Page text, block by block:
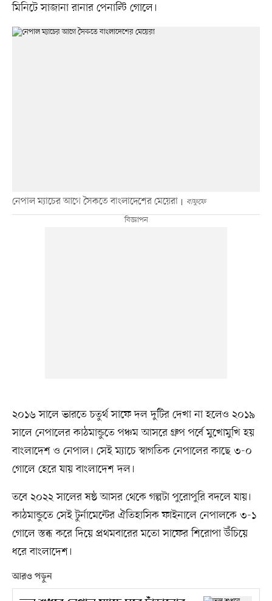
মিনিটে সাজানা রানার পেনাল্টি গোলে।
নেপাল ম্যাচের আগে সৈকতে বাংলাদেশের মেয়েরা বাফুফে
২০১৬ সালে ভারতে চতুর্থ সাফে দল দুটির দেখা না হলেও ২০১৯
সালে নেপালের কাঠমান্ডুতে পঞ্চম আসরে গ্রুপ পর্বে মুখোমুখি হয়
বাংলাদেশ ও নেপাল। সেই ম্যাচে স্বাগতিক নেপালের কাছে ৩-০
গোলে হেরে যায় বাংলাদেশ দল।
তবে ২০২২ সালের ষষ্ঠ আসর থেকে গল্পটা পুরোপুরি বদলে যায়।
কাঠমান্ডুতে সেই টুর্নামেন্টের ঐতিহাসিক ফাইনালে নেপালকে ৩-১
গোলে স্তব্ধ করে দিয়ে প্রথমবারের মতো সাফের শিরোপা উঁচিয়ে
ধরে বাংলাদেশ।
আরও পড়ুন